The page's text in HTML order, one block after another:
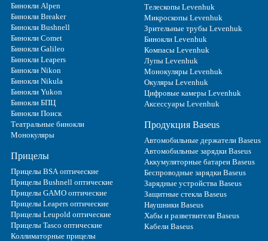
Бинокли Alpen
Бинокли Breaker
Бинокли Bushnell
Бинокли Comet
Бинокли Galileo
Бинокли Leapers
Бинокли Nikon
Бинокли Nikula
Бинокли Yukon
Бинокли БПЦ
Бинокли Поиск
Театральные бинокли
Монокуляры
Прицелы
Прицелы BSA оптические
Прицелы Bushnell оптические
Прицелы GAMO оптические
Прицелы Leapers оптические
Прицелы Leupold оптические
Прицелы Tasco оптические
Коллиматорные прицелы
Телескопы Levenhuk
Микроскопы Levenhuk
Зрительные трубы Levenhuk
Бинокли Levenhuk
Компасы Levenhuk
Лупы Levenhuk
Монокуляры Levenhuk
Окуляры Levenhuk
Цифровые камеры Levenhuk
Аксессуары Levenhuk
Продукция Baseus
Автомобильные держатели Baseus
Автомобильные зарядки Baseus
Аккумуляторные батареи Baseus
Беспроводные зарядки Baseus
Зарядные устройства Baseus
Защитные стекла Baseus
Наушники Baseus
Хабы и разветвители Baseus
Кабели Baseus